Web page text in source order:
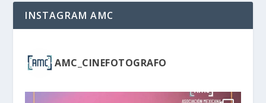
INSTAGRAM AMC
AMC_CINEFOTOGRAFO